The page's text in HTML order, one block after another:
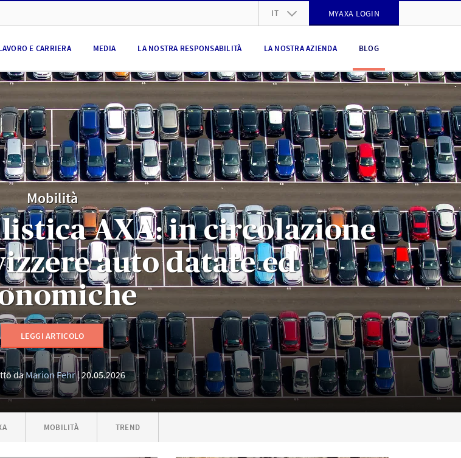
IT
IT
EN
MYAXA LOGIN
E CARRIERA MEDIA LA NOSTRA RESPONSABILITÀ LA NOSTRA AZIENDA BLOG
Mobilità
AXA: in circolazione
auto datate ed
LEGGI ARTICOLO
daMarion Fehr 20.05.2026
MOBILITÀ TREND